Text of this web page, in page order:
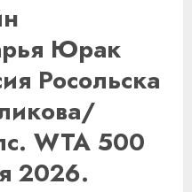
Юрак
Росольска
WTA 500
2026.